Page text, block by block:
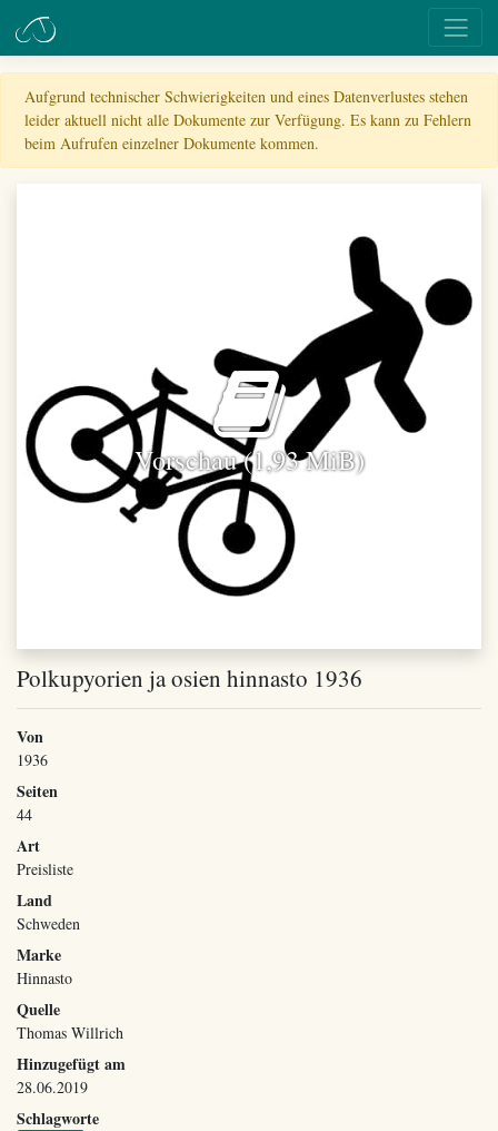
Aufgrund technischer Schwierigkeiten und eines Datenverlustes stehen
leider aktuell nicht alle Dokumente zur Verfügung. Es kann zu Fehlern
beim Aufrufen einzelner Dokumente kommen.
Vorschau (1,93 MiB)
Polkupyorien ja osien hinnasto 1936
Von
1936
Seiten
44
Art
Preisliste
Land
Schweden
Marke
Hinnasto
Quelle
Thomas Willrich
Hinzugefügt am
28.06.2019
Schlagworte